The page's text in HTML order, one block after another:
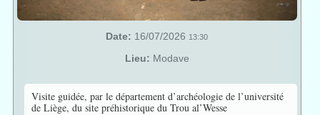
Date: 16/07/2026 13:30
Lieu: Modave
Visite guidée, par le département d’archéologie de l’université
de Liège, du site préhistorique du Trou al’Wesse